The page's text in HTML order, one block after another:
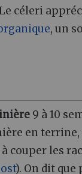
céleri
, un
9 à 10
en
couper les
). On dit que